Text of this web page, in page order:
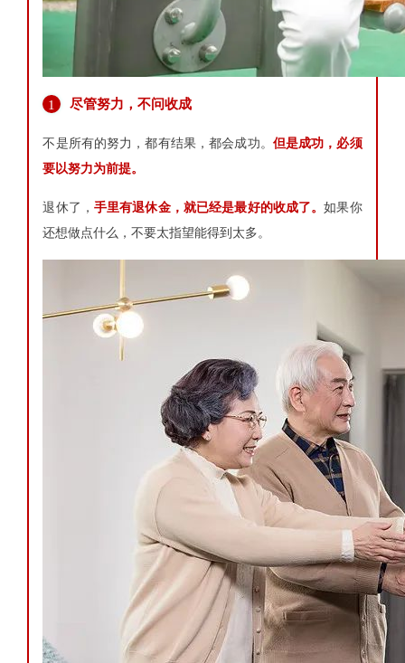
1 尽管努力，不问收成
不是所有的努力，都有结果，都会成功。 但是成功，必须
要以努力为前提。
退休了， 手里有退休金，就已经是最好的收成了。如果你
还想做点什么，不要太指望能得到太多。